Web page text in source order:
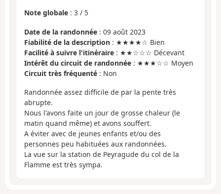
Note globale : 3 / 5
Date de la randonnée : 09 août 2023
Fiabilité de la description : ★★★★☆ Bien
Facilité à suivre l'itinéraire : ★★☆☆☆ Décevant
Intérêt du circuit de randonnée : ★★★☆☆ Moyen
Circuit très fréquenté : Non
Randonnée assez difficile de par la pente très
abrupte.
Nous l'avons faite un jour de grosse chaleur (le
matin quand même) et avons souffert.
A éviter avec de jeunes enfants et/ou des
personnes peu habituées aux randonnées.
La vue sur la station de Peyragude du col de la
Flamme est très sympa.